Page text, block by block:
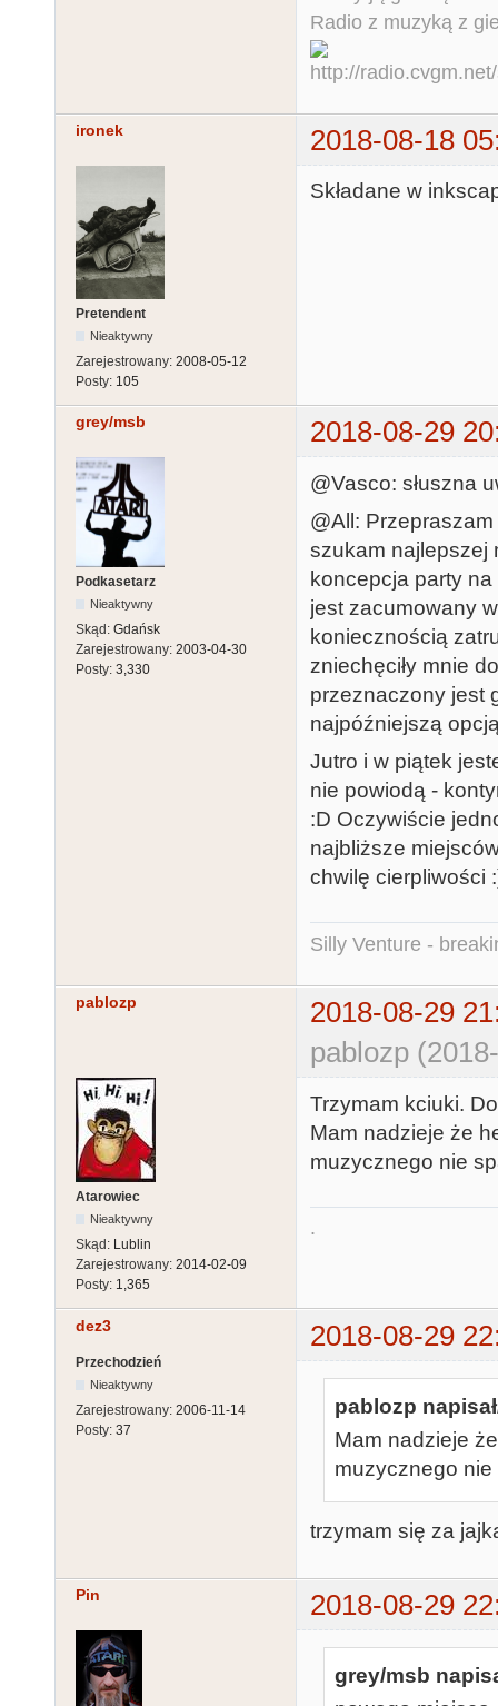
Radio z muzyką z
ironek 2018-08-18
Pretendent
Nieaktywny
Zarejestrowany: 2008-05-12
Posty: 105
Składane w
grey/msb 2018-08-29
Podkasetarz
Nieaktywny
Skąd: Gdańsk
Zarejestrowany: 2003-04-30
Posty: 3,330
@Vasco: słuszna
@All:
szukam najlepszej
koncepcja party na
jest zacumowany
koniecznością
zniechęciły mnie
przeznaczony jest
najpóźniejszą
Jutro i w piątek
nie powiodą -
:D Oczywiście
najbliższe
chwilę cierpliwości
Silly Venture -
pablozp
2018-08-29
pablozp
Atarowiec
Nieaktywny
Skąd: Lublin
Zarejestrowany: 2014-02-09
Posty: 1,365
Trzymam kciuki.
Mam nadzieje że
muzycznego nie
.
dez3 2018-08-29
Przechodzień
Nieaktywny
Zarejestrowany: 2006-11-14
Posty: 37
pablozp
Mam nadzieje
muzycznego
trzymam się za
Pin 2018-08-29
grey/msb